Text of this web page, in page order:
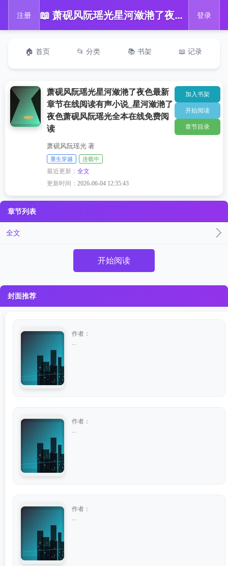
注册 📖 萧砚风阮瑶光星河潋滟了夜色最新章节在线阅读有声小说_星河潋滟了夜色萧砚风阮瑶光全本在线免费阅读 登录
🏠 首页 📂 分类 📚 书架 📖 记录
萧砚风阮瑶光星河潋滟了夜色最新
章节在线阅读有声小说_星河潋滟了
夜色萧砚风阮瑶光全本在线免费阅
读
萧砚风阮瑶光 著
重生穿越 连载中
最近更新：全文
更新时间：2026-06-04 12:35:43
加入书架
开始阅读
章节目录
章节列表
全文
开始阅读
封面推荐
作者：
作者：
作者：